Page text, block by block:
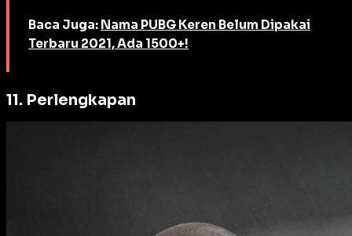
Baca Juga: Nama PUBG Keren Belum Dipakai
Terbaru 2021, Ada 1500+!
11. Perlengkapan